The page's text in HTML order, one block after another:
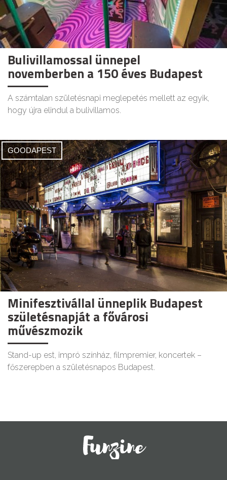
Bulivillamossal ünnepel
novemberben a 150 éves Budapest
A számtalan születésnapi meglepetés mellett az egyik,
hogy újra elindul a bulivillamos.
GOODAPEST
Minifesztivállal ünneplik Budapest
születésnapját a fővárosi
művészmozik
Stand-up est, impró színház, filmpremier, koncertek –
főszerepben a születésnapos Budapest.